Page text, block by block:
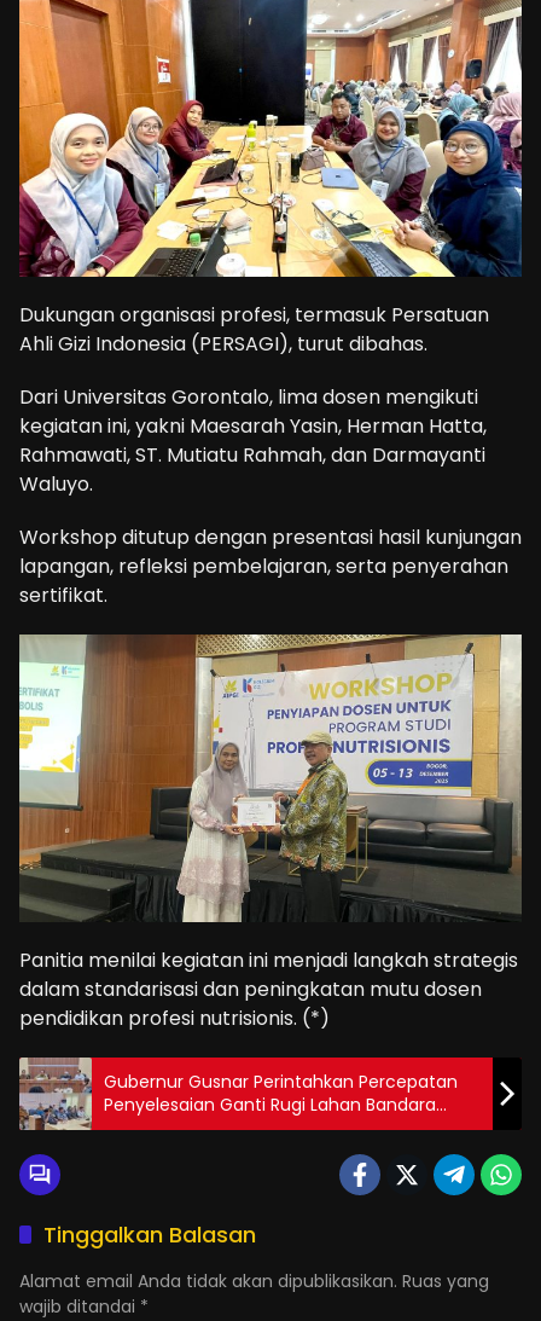
Dukungan organisasi profesi, termasuk Persatuan
Ahli Gizi Indonesia (PERSAGI), turut dibahas.
Dari Universitas Gorontalo, lima dosen mengikuti
kegiatan ini, yakni Maesarah Yasin, Herman Hatta,
Rahmawati, ST. Mutiatu Rahmah, dan Darmayanti
Waluyo.
Workshop ditutup dengan presentasi hasil kunjungan
lapangan, refleksi pembelajaran, serta penyerahan
sertifikat.
Panitia menilai kegiatan ini menjadi langkah strategis
dalam standarisasi dan peningkatan mutu dosen
pendidikan profesi nutrisionis. (*)
Gubernur Gusnar Perintahkan Percepatan
Penyelesaian Ganti Rugi Lahan Bandara
Djalaluddin
Tinggalkan Balasan
Alamat email Anda tidak akan dipublikasikan. Ruas yang
wajib ditandai *